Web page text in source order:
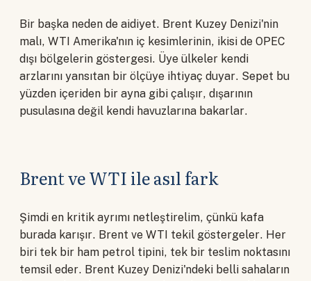
Bir başka neden de aidiyet. Brent Kuzey Denizi'nin
malı, WTI Amerika'nın iç kesimlerinin, ikisi de OPEC
dışı bölgelerin göstergesi. Üye ülkeler kendi
arzlarını yansıtan bir ölçüye ihtiyaç duyar. Sepet bu
yüzden içeriden bir ayna gibi çalışır, dışarının
pusulasına değil kendi havuzlarına bakarlar.
Brent ve WTI ile asıl fark
Şimdi en kritik ayrımı netleştirelim, çünkü kafa
burada karışır. Brent ve WTI tekil göstergeler. Her
biri tek bir ham petrol tipini, tek bir teslim noktasını
temsil eder. Brent Kuzey Denizi'ndeki belli sahaların